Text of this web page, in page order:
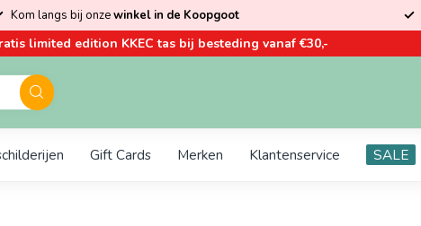
Kom langs bij onzewinkel in de Koopgoot
limited edition KKEC tas bij besteding vanaf €30,-
Gift Cards Merken Klantenservice SALE